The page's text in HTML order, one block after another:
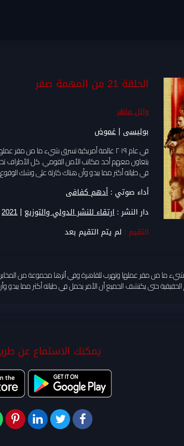
الحلقة 21 من المهمة صفر
وائل ماهر
بوليسى |غموض
في عام ٢٠١٩ عالمة أمريكية تسرق شيء ما من
يتعاون معهم أحد مكاتب الأمن القومي. كل الأطراف
في طياته أكثر مما يبدو وأن هناك كارثة على وشك
أداء صوتي :أدهم كفافى
دار النشر :ارتقاء للنشر الدولي والتوزيع |
2021
التقيم : لم يتم التقيم بعد
تسرق شيء ما من مقر عملها وتهرب للقاهرة وفي أثرها مجموعة
حتى يكتشف الجميع أن الأمر يحمل في طياته أكثر مما
يمكنك الاستماع عن